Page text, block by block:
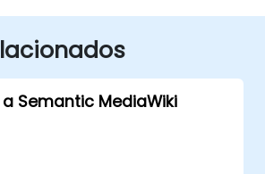
Semantic MediaWiki